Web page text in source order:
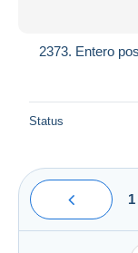
2373. Entero
Status
1